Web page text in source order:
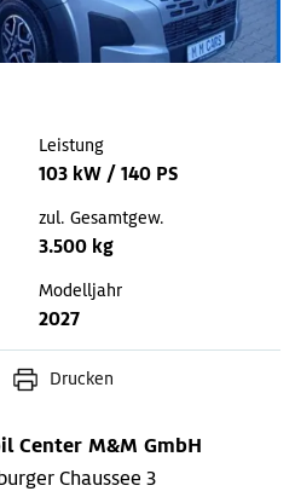
Leistung
103 kW / 140 PS
zul. Gesamtgew.
3.500 kg
Modelljahr
2027
Drucken
Center M&M GmbH
Chaussee 3